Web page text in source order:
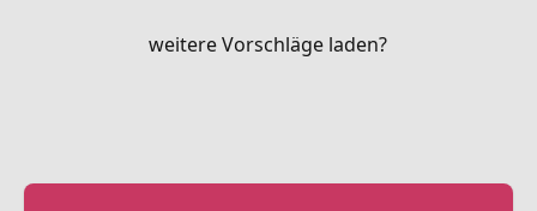
weitere Vorschläge laden?